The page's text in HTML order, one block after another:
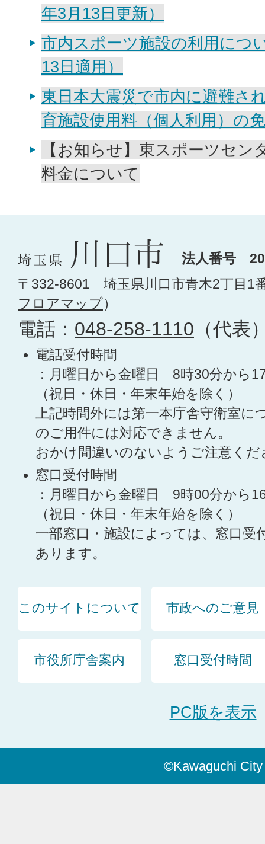
年3月13日更新）
市内スポーツ施設の利用につ
13日適用）
東日本大震災で市内に避難さ
育施設使用料（個人利用）の
【お知らせ】東スポーツセン
料金について
法人番号
〒332-8601 埼玉県川口市青木2丁目1
フロアマップ）
電話： 048-258-1110 （代表
電話受付時間
：月曜日から金曜日 8時30分から
（祝日・休日・年末年始を除く）
上記時間外には第一本庁舎守衛室に
のご用件には対応できません。
おかけ間違いのないようご注意くだ
窓口受付時間
：月曜日から金曜日 9時00分から
（祝日・休日・年末年始を除く）
一部窓口・施設によっては、窓口受
あります。
このサイトについて 市政へのご意見
市役所庁舎案内 窓口受付時間
PC版を表示
©Kawaguchi City